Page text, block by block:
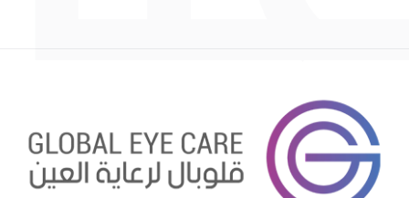
احمرار عيون الاطفال الرضع